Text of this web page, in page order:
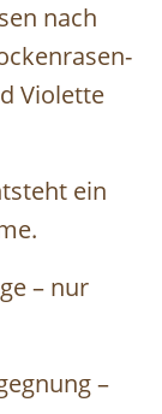
nach
Violette
ein
– nur
–